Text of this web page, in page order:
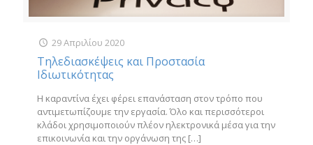
29 Απριλίου 2020
Τηλεδιασκέψεις και Προστασία
Ιδιωτικότητας
Η καραντίνα έχει φέρει επανάσταση στον τρόπο που
αντιμετωπίζουμε την εργασία. Όλο και περισσότεροι
κλάδοι χρησιμοποιούν πλέον ηλεκτρονικά μέσα για την
επικοινωνία και την οργάνωση της […]